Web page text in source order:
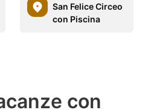
San Felice Circeo
con Piscina
con